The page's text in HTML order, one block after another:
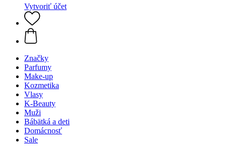
Vytvoriť účet
Značky
Parfumy
Make-up
Kozmetika
Vlasy
K-Beauty
Muži
Bábätká a deti
Domácnosť
Sale